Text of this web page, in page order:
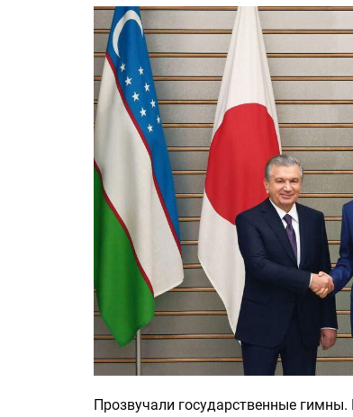
Прозвучали государственные